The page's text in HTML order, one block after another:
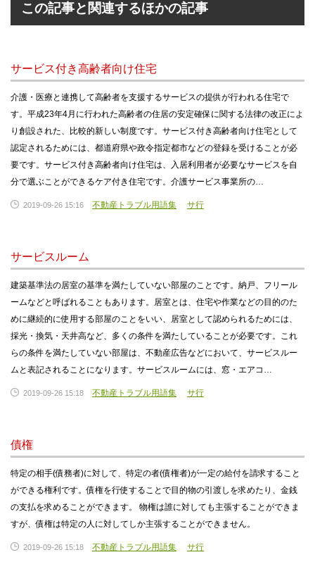
この記事と関連するほかの記事
サービス付き高齢者向け住宅
介護・医療と連携して高齢者を支援するサービスの提供が行われる住宅で
す。平成23年4月に行われた高齢者の住居の安定確保に関する法律の改正によ
り創設された、比較的新しい制度です。サービス付き高齢者向け住宅として
認定されるためには、都道府県や政令指定都市などの登録を受けることが必
要です。サービス付き高齢者向け住宅は、入居利用者が必要なサービスを自
分で選ぶことができるケア付き住宅です。介護サービス事業所の…
2019-09-26 15:16 不動産トラブル用語集 サ行
サービスルーム
建築基準法の居室の基準を満たしていない部屋のことです。納戸、フリール
ームなどと呼ばれることもあります。居室とは、住宅や作業などの目的のた
めに継続的に使用する部屋のことをいい、居室として認められるためには、
採光・換気・天井高など、多くの条件を満たしていることが必要です。これ
らの条件を満たしていない部屋は、不動産広告などにおいて、サービスルー
ムと表記されることになります。サービスルームには、窓・エアコ…
2019-09-26 15:18 不動産トラブル用語集 サ行
債権
特定の相手(債務者)に対して、特定の者(債権者)が一定の給付を請求すること
ができる権利です。債権を行使することで目的物の引渡しを求めたり、金銭
の支払を求めることができます。 物権は誰に対しても主張することができま
すが、債権は特定の人に対してしか主張することができません。
2019-09-26 15:18 不動産トラブル用語集 サ行